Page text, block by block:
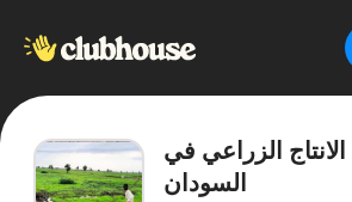
الزراعي في
السودان